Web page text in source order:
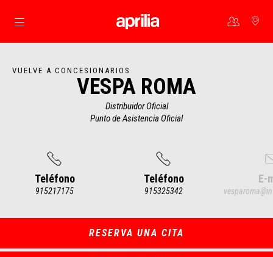
Ir al contenido principal
VUELVE A CONCESIONARIOS
VESPA ROMA
Distribuidor Oficial
Punto de Asistencia Oficial
Teléfono
915217175
Teléfono
915325342
E-
of
RESERVA UNA CITA